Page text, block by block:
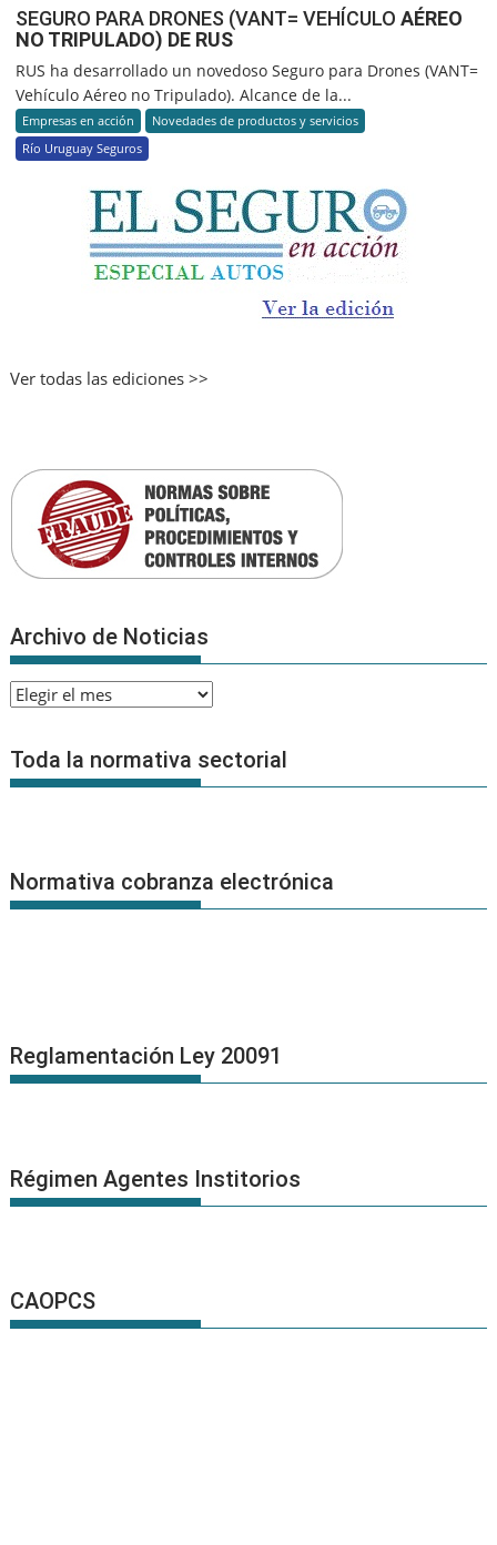
SEGURO PARA DRONES (VANT= VEHÍCULOAÉREO
NO TRIPULADO) DE RUS
RUS ha desarrollado un novedoso Seguro para Drones (VANT=
Vehículo Aéreo no Tripulado). Alcance de la...
Empresas en acción
Novedades de productos y servicios
Río Uruguay Seguros
Ver todas las ediciones >>
Archivo de Noticias
Archivo
Noticias
Toda la normativa sectorial
Normativa cobranza electrónica
Reglamentación Ley 20091
Régimen Agentes Institorios
CAOPCS